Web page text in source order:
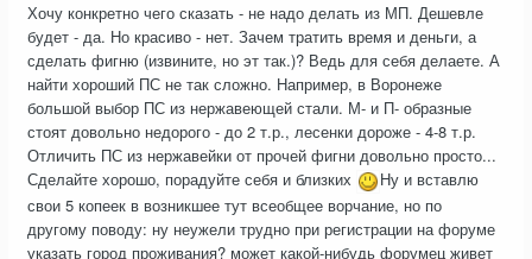
Хочу конкретно чего сказать - не надо делать из МП. Дешевле
будет - да. Но красиво - нет. Зачем тратить время и деньги, а
сделать фигню (извините, но эт так.)? Ведь для себя делаете. А
найти хороший ПС не так сложно. Например, в Воронеже
большой выбор ПС из нержавеющей стали. М- и П- образные
стоят довольно недорого - до 2 т.р., лесенки дороже - 4-8 т.р.
Отличить ПС из нержавейки от прочей фигни довольно просто...
Сделайте хорошо, порадуйте себя и близких
Ну и вставлю
свои 5 копеек в возникшее тут всеобщее ворчание, но по
другому поводу: ну неужели трудно при регистрации на форуме
указать город проживания? может какой-нибудь форумец живет